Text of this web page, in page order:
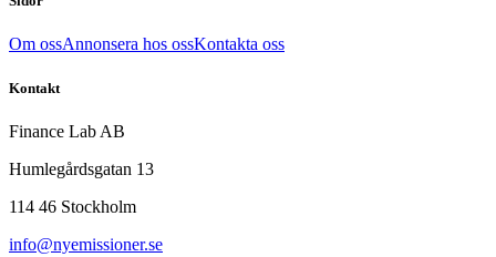
Om ossAnnonsera hos ossKontakta oss
Kontakt
Finance Lab AB
Humlegårdsgatan 13
114 46 Stockholm
info@nyemissioner.se